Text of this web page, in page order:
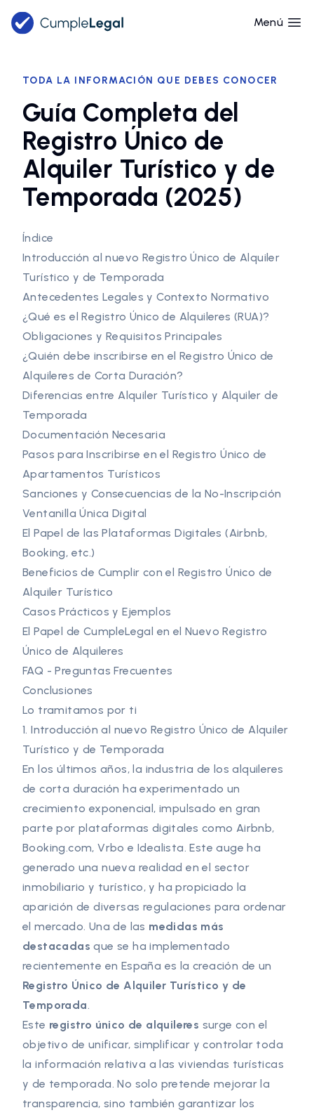
Menú
TODA LA INFORMACIÓN QUE DEBES CONOCER
Guía Completa del
Registro Único de
Alquiler Turístico y de
Temporada (2025)
Índice
Introducción al nuevo Registro Único de Alquiler
Turístico y de Temporada
Antecedentes Legales y Contexto Normativo
¿Qué es el Registro Único de Alquileres (RUA)?
Obligaciones y Requisitos Principales
¿Quién debe inscribirse en el Registro Único de
Alquileres de Corta Duración?
Diferencias entre Alquiler Turístico y Alquiler de
Temporada
Documentación Necesaria
Pasos para Inscribirse en el Registro Único de
Apartamentos Turísticos
Sanciones y Consecuencias de la No-Inscripción
Ventanilla Única Digital
El Papel de las Plataformas Digitales (Airbnb,
Booking, etc.)
Beneficios de Cumplir con el Registro Único de
Alquiler Turístico
Casos Prácticos y Ejemplos
El Papel de CumpleLegal en el Nuevo Registro
Único de Alquileres
FAQ - Preguntas Frecuentes
Conclusiones
Lo tramitamos por ti
1. Introducción al nuevo Registro Único de Alquiler
Turístico y de Temporada
En los últimos años, la industria de los alquileres
de corta duración ha experimentado un
crecimiento exponencial, impulsado en gran
parte por plataformas digitales como Airbnb,
Booking.com, Vrbo e Idealista. Este auge ha
generado una nueva realidad en el sector
inmobiliario y turístico, y ha propiciado la
aparición de diversas regulaciones para ordenar
el mercado. Una de las medidas más
destacadas que se ha implementado
recientemente en España es la creación de un
Registro Único de Alquiler Turístico y de
Temporada.
Este registro único de alquileres surge con el
objetivo de unificar, simplificar y controlar toda
la información relativa a las viviendas turísticas
y de temporada. No solo pretende mejorar la
transparencia, sino también garantizar los